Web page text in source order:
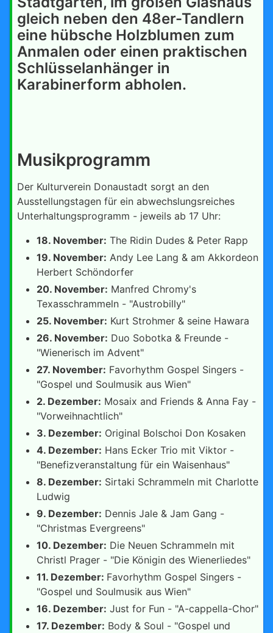
gleich neben den 48er-Tandlern
eine hübsche Holzblumen zum
Anmalen oder einen praktischen
Schlüsselanhänger in
Karabinerform abholen.
Musikprogramm
Der Kulturverein Donaustadt sorgt an den
Ausstellungstagen für ein abwechslungsreiches
Unterhaltungsprogramm - jeweils ab 17 Uhr:
18. November: The Ridin Dudes & Peter Rapp
19. November: Andy Lee Lang & am Akkordeon
Herbert Schöndorfer
20. November: Manfred Chromy's
Texasschrammeln - "Austrobilly"
25. November: Kurt Strohmer & seine Hawara
26. November: Duo Sobotka & Freunde -
"Wienerisch im Advent"
27. November: Favorhythm Gospel Singers -
"Gospel und Soulmusik aus Wien"
2. Dezember: Mosaix and Friends & Anna Fay -
"Vorweihnachtlich"
3. Dezember: Original Bolschoi Don Kosaken
4. Dezember: Hans Ecker Trio mit Viktor -
"Benefizveranstaltung für ein Waisenhaus"
8. Dezember: Sirtaki Schrammeln mit Charlotte
Ludwig
9. Dezember: Dennis Jale & Jam Gang -
"Christmas Evergreens"
10. Dezember: Die Neuen Schrammeln mit
Christl Prager - "Die Königin des Wienerliedes"
11. Dezember: Favorhythm Gospel Singers -
"Gospel und Soulmusik aus Wien"
16. Dezember: Just for Fun - "A-cappella-Chor"
17. Dezember: Body & Soul - "Gospel und